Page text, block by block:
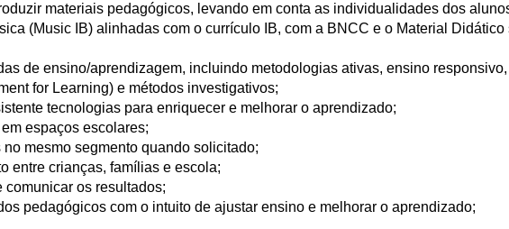
materiais pedagógicos, levando em conta as individualidades dos
(Music IB) alinhadas com o currículo IB, com a BNCC e o Material
de ensino/aprendizagem, incluindo metodologias ativas, ensino
for Learning) e métodos investigativos;
tecnologias para enriquecer e melhorar o aprendizado;
espaços escolares;
mesmo segmento quando solicitado;
entre crianças, famílias e escola;
comunicar os resultados;
pedagógicos com o intuito de ajustar ensino e melhorar o aprendizado;